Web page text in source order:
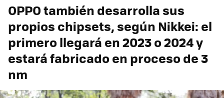
OPPO también desarrolla sus
propios chipsets, según Nikkei: el
primero llegará en 2023 o 2024 y
estará fabricado en proceso de 3
nm